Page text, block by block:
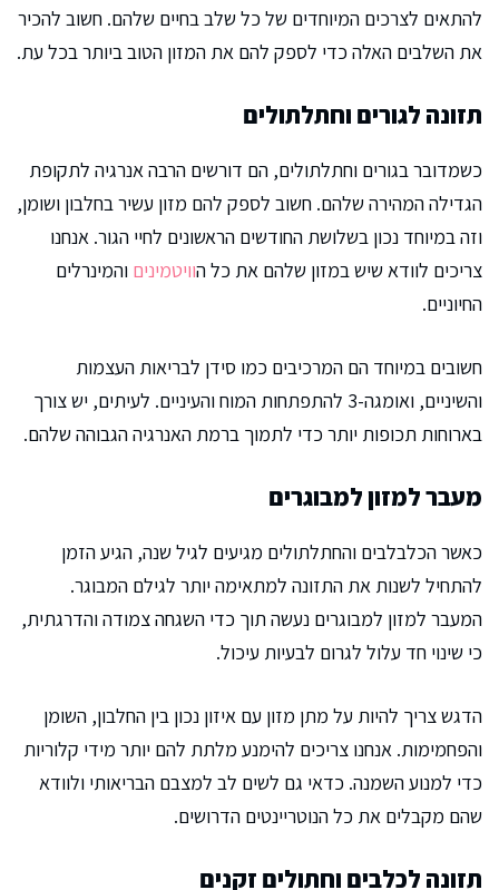
להתאים לצרכים המיוחדים של כל שלב בחיים שלהם. חשוב להכיר
את השלבים האלה כדי לספק להם את המזון הטוב ביותר בכל עת.
תזונה לגורים וחתלתולים
כשמדובר בגורים וחתלתולים, הם דורשים הרבה אנרגיה לתקופת
הגדילה המהירה שלהם. חשוב לספק להם מזון עשיר בחלבון ושומן,
וזה במיוחד נכון בשלושת החודשים הראשונים לחיי הגור. אנחנו
צריכים לוודא שיש במזון שלהם את כל הוויטמינים והמינרלים
החיוניים.
חשובים במיוחד הם המרכיבים כמו סידן לבריאות העצמות
והשיניים, ואומגה-3 להתפתחות המוח והעיניים. לעיתים, יש צורך
בארוחות תכופות יותר כדי לתמוך ברמת האנרגיה הגבוהה שלהם.
מעבר למזון למבוגרים
כאשר הכלבלבים והחתלתולים מגיעים לגיל שנה, הגיע הזמן
להתחיל לשנות את התזונה למתאימה יותר לגילם המבוגר.
המעבר למזון למבוגרים נעשה תוך כדי השגחה צמודה והדרגתית,
כי שינוי חד עלול לגרום לבעיות עיכול.
הדגש צריך להיות על מתן מזון עם איזון נכון בין החלבון, השומן
והפחמימות. אנחנו צריכים להימנע מלתת להם יותר מידי קלוריות
כדי למנוע השמנה. כדאי גם לשים לב למצבם הבריאותי ולוודא
שהם מקבלים את כל הנוטריינטים הדרושים.
תזונה לכלבים וחתולים זקנים